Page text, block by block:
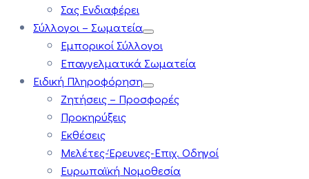
Σας Ενδιαφέρει
Σύλλογοι – Σωματεία
Εμπορικοί Σύλλογοι
Επαγγελματικά Σωματεία
Ειδική Πληροφόρηση
Ζητήσεις – Προσφορές
Προκηρύξεις
Εκθέσεις
Μελέτες-Έρευνες-Επιχ. Οδηγοί
Ευρωπαϊκή Νομοθεσία